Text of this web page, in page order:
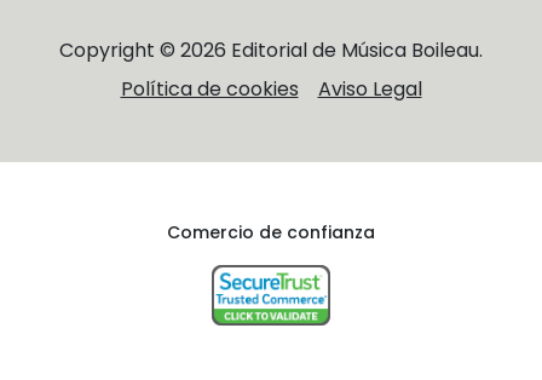
Copyright © 2026 Editorial de Música Boileau.
Política de cookies
Aviso Legal
Comercio de confianza